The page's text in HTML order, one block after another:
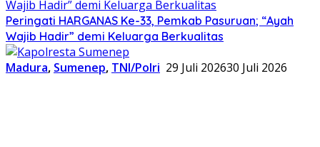
Peringati HARGANAS Ke-33, Pemkab Pasuruan; “Ayah
Wajib Hadir” demi Keluarga Berkualitas
Madura, Sumenep, TNI/Polri 29 Juli 202630 Juli 2026